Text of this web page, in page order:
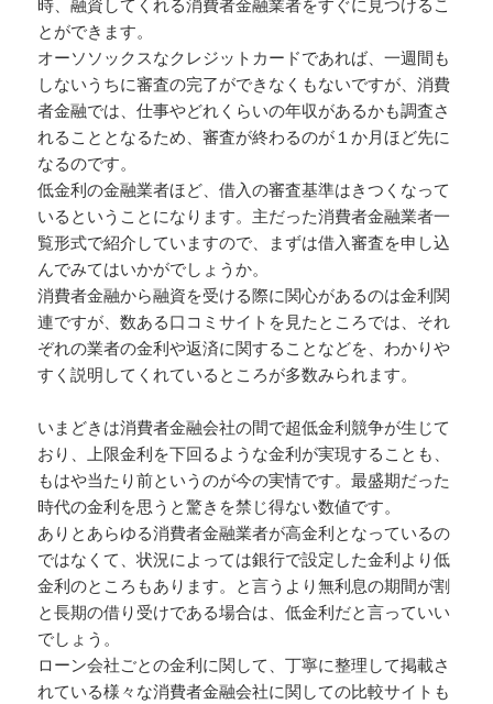
とができます。
オーソソックスなクレジットカードであれば、一週間も
しないうちに審査の完了ができなくもないですが、消費
者金融では、仕事やどれくらいの年収があるかも調査さ
れることとなるため、審査が終わるのが１か月ほど先に
なるのです。
低金利の金融業者ほど、借入の審査基準はきつくなって
いるということになります。主だった消費者金融業者一
覧形式で紹介していますので、まずは借入審査を申し込
んでみてはいかがでしょうか。
消費者金融から融資を受ける際に関心があるのは金利関
連ですが、数ある口コミサイトを見たところでは、それ
ぞれの業者の金利や返済に関することなどを、わかりや
すく説明してくれているところが多数みられます。
いまどきは消費者金融会社の間で超低金利競争が生じて
おり、上限金利を下回るような金利が実現することも、
もはや当たり前というのが今の実情です。最盛期だった
時代の金利を思うと驚きを禁じ得ない数値です。
ありとあらゆる消費者金融業者が高金利となっているの
ではなくて、状況によっては銀行で設定した金利より低
金利のところもあります。と言うより無利息の期間が割
と長期の借り受けである場合は、低金利だと言っていい
でしょう。
ローン会社ごとの金利に関して、丁寧に整理して掲載さ
れている様々な消費者金融会社に関しての比較サイトも